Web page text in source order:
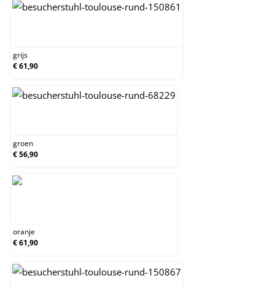
grijs
€ 61,90
groen
€ 56,90
oranje
€ 61,90